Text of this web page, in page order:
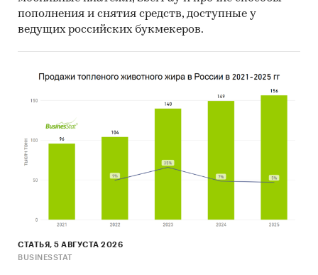
пополнения и снятия средств, доступные у
ведущих российских букмекеров.
СТАТЬЯ, 5 АВГУСТА 2026
BUSINESSTAT